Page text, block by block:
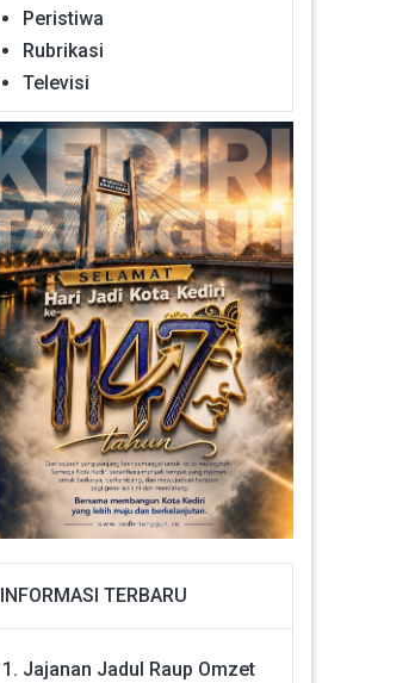
Peristiwa
Rubrikasi
Televisi
INFORMASI TERBARU
Jajanan Jadul Raup Omzet